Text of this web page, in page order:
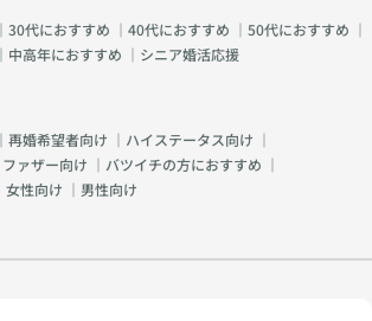
｜ 30代におすすめ ｜ 40代におすすめ ｜ 50代におすすめ ｜
｜ 中高年におすすめ ｜ シニア婚活応援
｜ 再婚希望者向け ｜ ハイステータス向け ｜
ァザー向け ｜ バツイチの方におすすめ ｜
女性向け ｜ 男性向け